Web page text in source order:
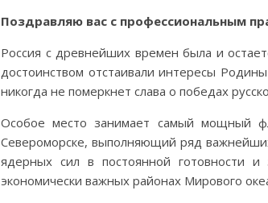
Поздравляю вас с профессиональным
Россия с древнейших времен была и
достоинством отстаивали интересы
никогда не померкнет слава о победах
Особое место занимает самый мощный
Североморске, выполняющий ряд
ядерных сил в постоянной готовности
экономически важных районах Мирового